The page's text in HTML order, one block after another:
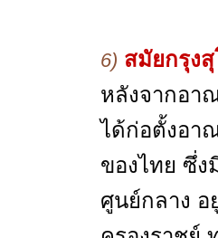
6) สมัยกรุง
หลังจากอา
ได้ก่อตั้งอา
ของไทย ซึ่ง
ศูนย์กลาง